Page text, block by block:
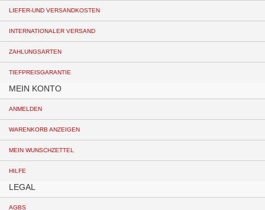
LIEFER-UND VERSANDKOSTEN
INTERNATIONALER VERSAND
ZAHLUNGSARTEN
TIEFPREISGARANTIE
MEIN KONTO
ANMELDEN
WARENKORB ANZEIGEN
MEIN WUNSCHZETTEL
HILFE
LEGAL
AGBS